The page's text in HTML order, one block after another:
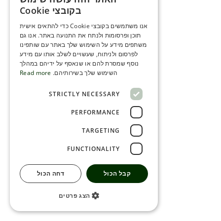
ENGLISH
SERBIA
HEBREW
RUSSIAN
SERBIAN-2
בקובצי Cookie
אנו משתמשים בקובצי Cookie כדי להתאים אישית
תוכן ופרסומות ולנתח את התנועה באתר. אנו גם
משתפים מידע על השימוש שלך באתר עם שותפינו
לפרסום ולניתוח, שעשויים לשלב אותו עם מידע
נוסף שמסרת להם או שנאסף על ידיהם במהלך
השימוש שלך בשירותיהם. Read more
STRICTLY NECESSARY
PERFORMANCE
TARGETING
FUNCTIONALITY
קבל הכול דחה הכול
הצג פרטים